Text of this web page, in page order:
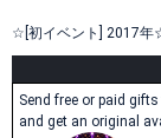
☆[初イベント] 2017年
Send free or paid
and get an original